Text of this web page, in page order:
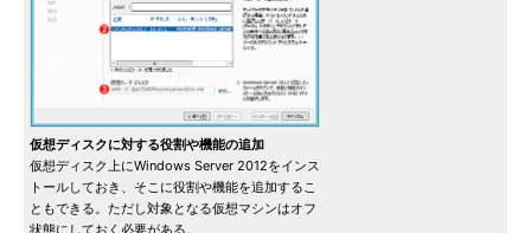
仮想ディスクに対する役割や機能の追加
仮想ディスク上にWindows Server 2012をインス
トールしておき、そこに役割や機能を追加するこ
ともできる。ただし対象となる仮想マシンはオフ
状態にしておく必要がある。